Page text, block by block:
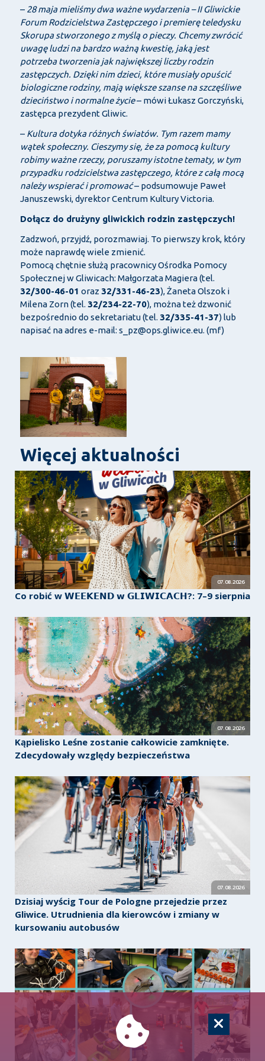
– 28 maja mieliśmy dwa ważne wydarzenia – II Gliwickie
Forum Rodzicielstwa Zastępczego i premierę teledysku
Skorupa stworzonego z myślą o pieczy. Chcemy zwrócić
uwagę ludzi na bardzo ważną kwestię, jaką jest
potrzeba tworzenia jak największej liczby rodzin
zastępczych. Dzięki nim dzieci, które musiały opuścić
biologiczne rodziny, mają większe szanse na szczęśliwe
dzieciństwo i normalne życie– mówi Łukasz Gorczyński,
zastępca prezydent Gliwic.
– Kultura dotyka różnych światów. Tym razem mamy
wątek społeczny. Cieszymy się, że za pomocą kultury
robimy ważne rzeczy, poruszamy istotne tematy, w tym
przypadku rodzicielstwa zastępczego, które z całą mocą
należy wspierać i promować– podsumowuje Paweł
Januszewski, dyrektor Centrum Kultury Victoria.
Dołącz do drużyny gliwickich rodzin zastępczych!
Zadzwoń, przyjdź, porozmawiaj. To pierwszy krok, który
może naprawdę wiele zmienić.
Pomocą chętnie służą pracownicy Ośrodka Pomocy
Społecznej w Gliwicach: Małgorzata Magiera (tel.
32/300-46-01 oraz 32/331-46-23), Żaneta Olszok i
Milena Zorn (tel. 32/234-22-70), można też dzwonić
bezpośrednio do sekretariatu (tel. 32/335-41-37) lub
napisać na adres e-mail: s_pz@ops.gliwice.eu. (mf)
Więcej aktualności
07.08.2026
Co robić w 𝗪𝗘𝗘𝗞𝗘𝗡𝗗 𝘄 𝗚𝗟𝗜𝗪𝗜𝗖𝗔𝗖𝗛?: 7–9 sierpnia
07.08.2026
Kąpielisko Leśne zostanie całkowicie zamknięte.
Zdecydowały względy bezpieczeństwa
07.08.2026
Dzisiaj wyścig Tour de Pologne przejedzie przez
Gliwice. Utrudnienia dla kierowców i zmiany w
kursowaniu autobusów
07.08.2026